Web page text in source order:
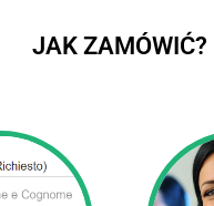
JAK ZAMÓWIĆ?